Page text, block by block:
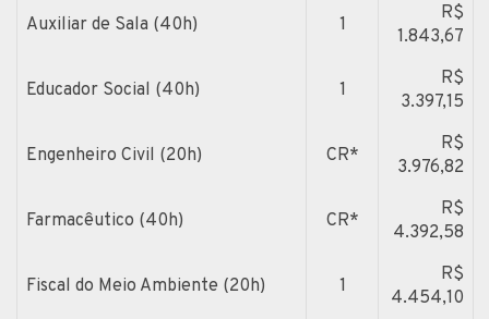
Auxiliar de Sala (40h) 1
R$
1.843,67
Educador Social (40h) 1
R$
3.397,15
Engenheiro Civil (20h) CR*
R$
3.976,82
Farmacêutico (40h) CR*
R$
4.392,58
Fiscal do Meio Ambiente (20h) 1
R$
4.454,10